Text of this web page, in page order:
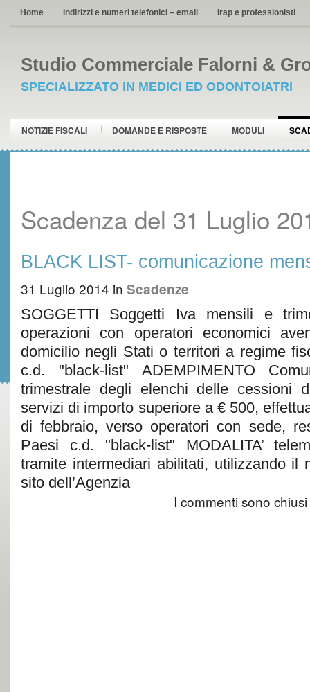
Home Indirizzi e numeri telefonici – email Irap e professionisti
Studio Commerciale Falorni &
SPECIALIZZATO IN MEDICI ED ODONTOIATRI
NOTIZIE FISCALI DOMANDE E RISPOSTE MODULI
Scadenza del 31 Luglio
BLACK LIST- comunicazione
31 Luglio 2014 in Scadenze
SOGGETTI Soggetti Iva mensili e
operazioni con operatori economici
domicilio negli Stati o territori a regime
c.d. "black-list" ADEMPIMENTO
trimestrale degli elenchi delle cessioni
servizi di importo superiore a € 500,
di febbraio, verso operatori con sede,
Paesi c.d. "black-list" MODALITA’
tramite intermediari abilitati, utilizzando il
sito dell’Agenzia
I commenti sono chiusi